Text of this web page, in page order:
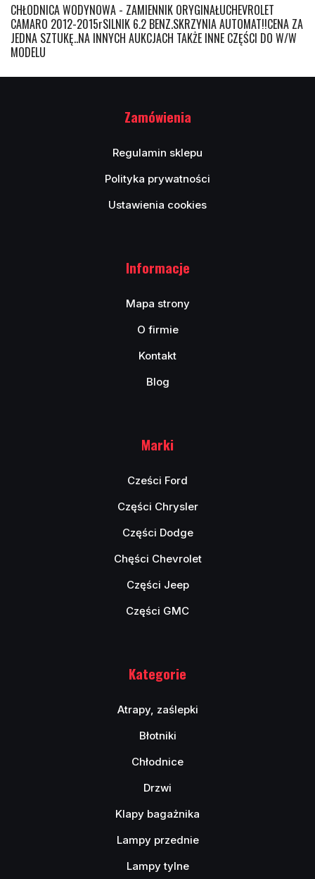
CHŁODNICA WODYNOWA - ZAMIENNIK ORYGINAŁUCHEVROLET
CAMARO 2012-2015rSILNIK 6.2 BENZ.SKRZYNIA AUTOMAT!!CENA ZA
JEDNA SZTUKĘ..NA INNYCH AUKCJACH TAKŻE INNE CZĘŚCI DO W/W
MODELU
Zamówienia
Regulamin sklepu
Polityka prywatności
Ustawienia cookies
Informacje
Mapa strony
O firmie
Kontakt
Blog
Marki
Cześci Ford
Części Chrysler
Części Dodge
Chęści Chevrolet
Części Jeep
Części GMC
Kategorie
Atrapy, zaślepki
Błotniki
Chłodnice
Drzwi
Klapy bagażnika
Lampy przednie
Lampy tylne